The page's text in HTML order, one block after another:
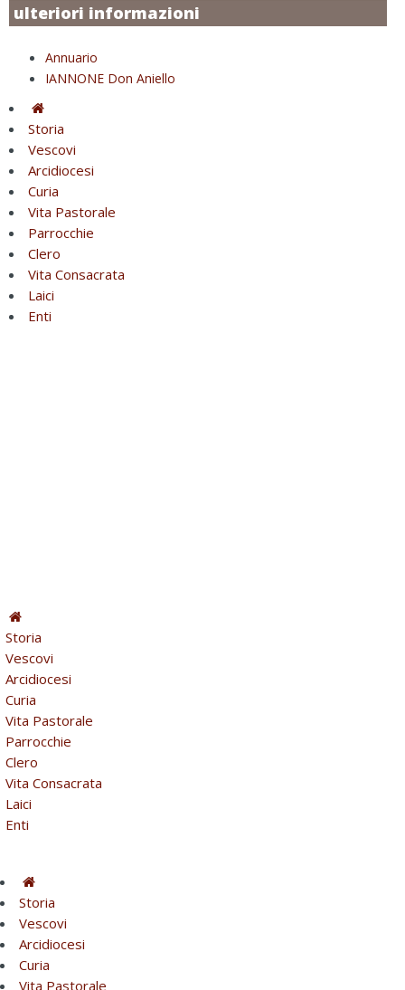
ulteriori informazioni
Annuario
IANNONE Don Aniello
Storia
Vescovi
Arcidiocesi
Curia
Vita Pastorale
Parrocchie
Clero
Vita Consacrata
Laici
Enti
Storia
Vescovi
Arcidiocesi
Curia
Vita Pastorale
Parrocchie
Clero
Vita Consacrata
Laici
Enti
Storia
Vescovi
Arcidiocesi
Curia
Vita Pastorale